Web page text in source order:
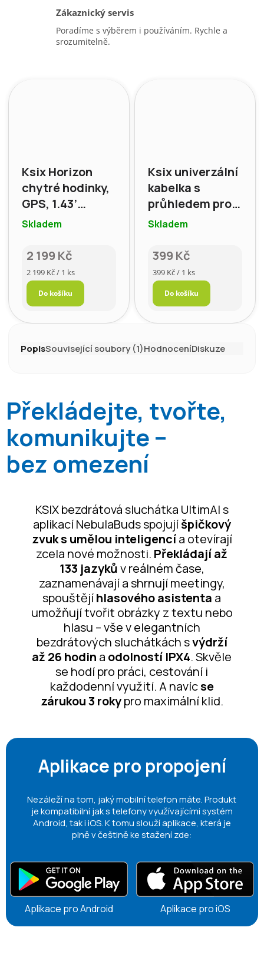
Zákaznický servis
Poradíme s výběrem i používáním. Rychle a
srozumitelně.
Ksix Horizon
chytré hodinky,
GPS, 1.43’
AMOLED displej
Skladem
2 199 Kč
Měrná
cena:
2 199 Kč / 1 ks
Do košíku
Ksix univerzální
kabelka s
průhledem pro
Smartphone,
Skladem
399 Kč
Měrná
cena:
399 Kč / 1 ks
Do košíku
PopisSouvisející soubory (1)HodnoceníDiskuze
Překládejte, tvořte,
komunikujte –
bez omezení
KSIX bezdrátová sluchátka UltimAI s
aplikací NebulaBuds spojujíšpičkový
zvuk s umělou inteligencía otevírají
zcela nové možnosti. Překládají až
133 jazykův reálném čase,
zaznamenávají a shrnují meetingy,
spouštějíhlasového asistenta a
umožňují tvořit obrázky z textu nebo
hlasu – vše v elegantních
bezdrátových sluchátkách svýdrží
až 26 hodin a odolností IPX4. Skvěle
se hodí pro práci, cestování i
každodenní využití. A navícse
zárukou 3 rokypro maximální klid.
Aplikace pro propojení
Nezáleží na tom, jaký mobilní telefon máte. Produkt
je kompatibilní jak s telefony využívajícími systém
Android, tak i iOS. K tomu slouží aplikace, která je
plně v češtině ke stažení zde:
Aplikace pro Android Aplikace pro iOS